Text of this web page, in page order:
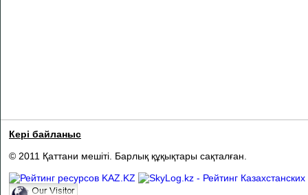
Кері байланыс
© 2011 Қаттани мешіті. Барлық құқықтары сақталған.